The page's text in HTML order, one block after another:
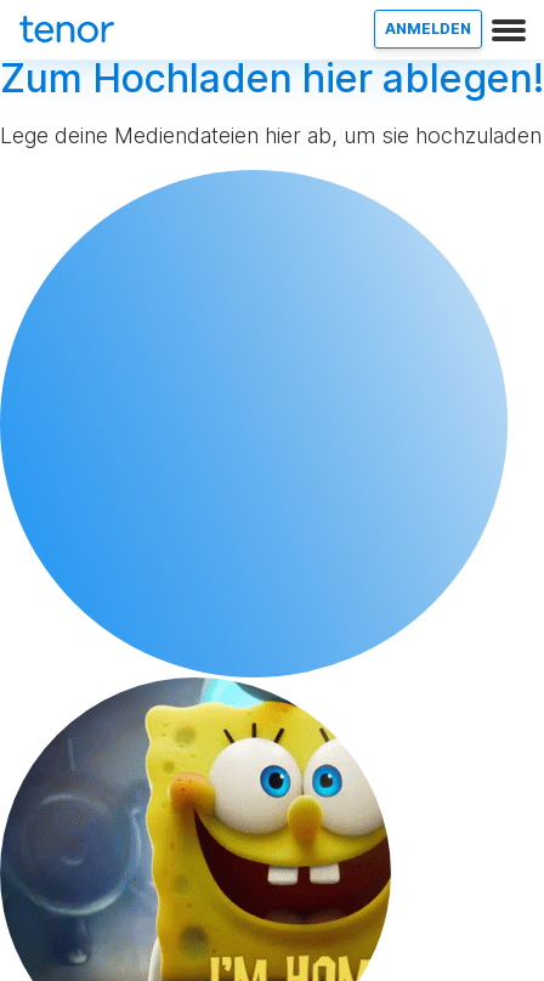
ANMELDEN
Zum Hochladen hier ablegen!
Lege deine Mediendateien hier ab, um sie hochzuladen